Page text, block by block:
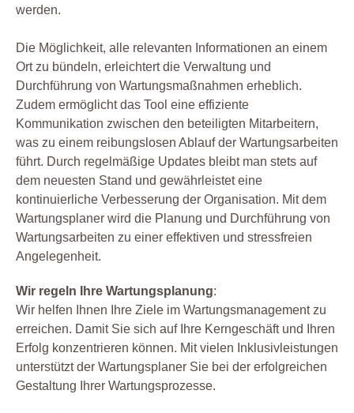
werden.
Die Möglichkeit, alle relevanten Informationen an einem
Ort zu bündeln, erleichtert die Verwaltung und
Durchführung von Wartungsmaßnahmen erheblich.
Zudem ermöglicht das Tool eine effiziente
Kommunikation zwischen den beteiligten Mitarbeitern,
was zu einem reibungslosen Ablauf der Wartungsarbeiten
führt. Durch regelmäßige Updates bleibt man stets auf
dem neuesten Stand und gewährleistet eine
kontinuierliche Verbesserung der Organisation. Mit dem
Wartungsplaner wird die Planung und Durchführung von
Wartungsarbeiten zu einer effektiven und stressfreien
Angelegenheit.
Wir regeln Ihre Wartungsplanung:
Wir helfen Ihnen Ihre Ziele im Wartungsmanagement zu
erreichen. Damit Sie sich auf Ihre Kerngeschäft und Ihren
Erfolg konzentrieren können. Mit vielen Inklusivleistungen
unterstützt der Wartungsplaner Sie bei der erfolgreichen
Gestaltung Ihrer Wartungsprozesse.